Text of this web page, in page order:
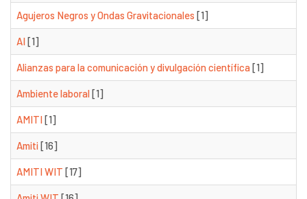
Agujeros Negros y Ondas Gravitacionales [1]
AI[1]
Alianzas para la comunicación y divulgación científica[1]
Ambiente laboral[1]
AMITI[1]
Amiti[16]
AMITI WIT [17]